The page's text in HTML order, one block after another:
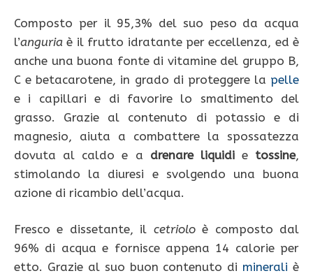
Composto per il 95,3% del suo peso da acqua
l’anguria è il frutto idratante per eccellenza, ed è
anche una buona fonte di vitamine del gruppo B,
C e betacarotene, in grado di proteggere la pelle
e i capillari e di favorire lo smaltimento del
grasso. Grazie al contenuto di potassio e di
magnesio, aiuta a combattere la spossatezza
dovuta al caldo e a drenare liquidie tossine,
stimolando la diuresi e svolgendo una buona
azione di ricambio dell’acqua.
Fresco e dissetante, il cetrioloè composto dal
96% di acqua e fornisce appena 14 calorie per
etto. Grazie al suo buon contenuto di minerali è